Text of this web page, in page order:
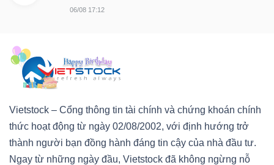
06/08 17:12
Vietstock – Cổng thông tin tài chính và chứng khoán chính
thức hoạt động từ ngày 02/08/2002, với định hướng trở
thành người bạn đồng hành đáng tin cậy của nhà đầu tư.
Ngay từ những ngày đầu, Vietstock đã không ngừng nỗ